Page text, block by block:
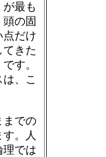
最も
の固
点だけ
てきた
す。
は、こ
までの
。人
理では